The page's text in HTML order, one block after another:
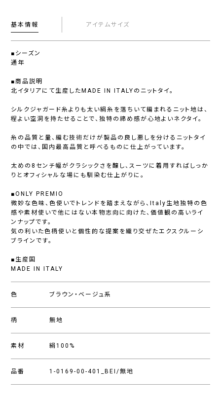
基本情報 アイテムサイズ
■シーズン
通年
■商品説明
北イタリアにて生産したMADE IN ITALYのニットタイ。
シルクジャガード糸よりも太い絹糸を落ちいて編まれるニット地は、
程よい空洞を持たせることで、独特の締め感が心地よいネクタイ。
糸の品質と量、編む技術だけが製品の良し悪しを分けるニットタイ
の中では、国内最高品質と呼べるものに仕上がっています。
太めの8センチ幅がクラシックさを醸し、スーツに着用すればしっか
りとオフィシャルな場にも馴染む仕上がりに。
■ONLY PREMIO
微妙な色味、色使いでトレンドを踏まえながら、Italy生地独特の色
感や素材使いで他にはない本物志向に向けた、価値観の高いライ
ンナップです。
気の利いた色柄使いと個性的な提案を織り交ぜたエクスクルーシ
ブラインです。
■生産国
MADE IN ITALY
色 ブラウン・ベージュ系
柄 無地
素材 絹100%
品番 1-0169-00-401_BEI/無地